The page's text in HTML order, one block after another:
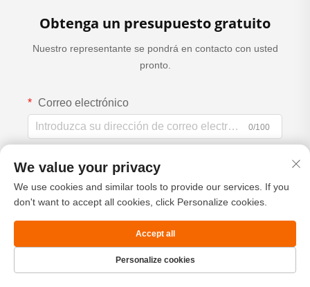
Obtenga un presupuesto gratuito
Nuestro representante se pondrá en contacto con usted
pronto.
Correo electrónico
0/100
Móvil/WhatsApp
Código
0/100
Nombre completo
0/100
Página de
Producto Acerca de CONTACTO
We value your privacy
We use cookies and similar tools to provide our services. If you
don't want to accept all cookies, click Personalize cookies.
Personalize cookies
Accept all